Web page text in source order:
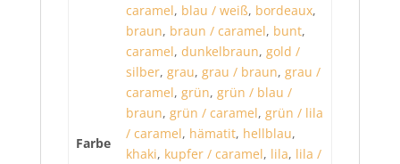
Farbe
caramel, blau / weiß, bordeaux,
braun, braun / caramel, bunt,
caramel, dunkelbraun, gold /
silber, grau, grau / braun, grau /
caramel, grün, grün / blau /
braun, grün / caramel, grün / lila
/ caramel, hämatit, hellblau,
khaki, kupfer / caramel, lila, lila /